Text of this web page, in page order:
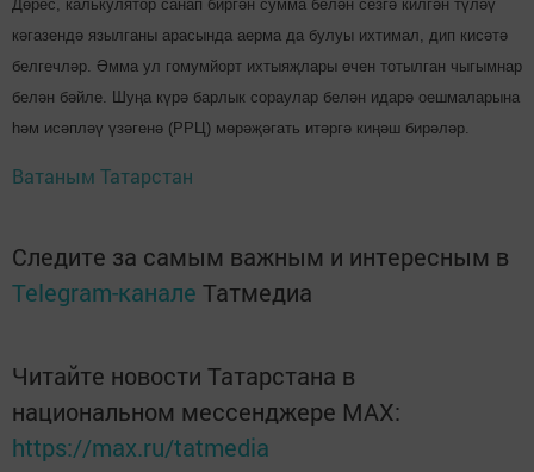
Дөрес, калькулятор санап биргән сумма белән сезгә килгән түләү
кәгазендә язылганы арасында аерма да булуы ихтимал, дип кисәтә
белгечләр. Әмма ул гомумйорт ихтыяҗлары өчен тотылган чыгымнар
белән бәйле. Шуңа күрә барлык сораулар белән идарә оешмаларына
һәм исәпләү үзәгенә (РРЦ) мөрәҗәгать итәргә киңәш бирәләр.
Ватаным Татарстан
Следите за самым важным и интересным в
Telegram-канале Татмедиа
Читайте новости Татарстана в
национальном мессенджере MАХ:
https://max.ru/tatmedia